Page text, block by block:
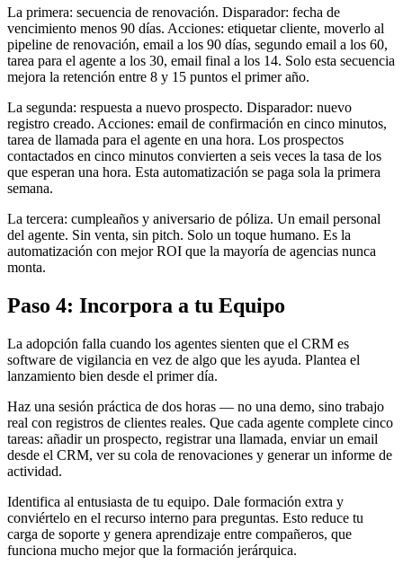
La primera: secuencia de renovación. Disparador: fecha de
vencimiento menos 90 días. Acciones: etiquetar cliente, moverlo al
pipeline de renovación, email a los 90 días, segundo email a los 60,
tarea para el agente a los 30, email final a los 14. Solo esta secuencia
mejora la retención entre 8 y 15 puntos el primer año.
La segunda: respuesta a nuevo prospecto. Disparador: nuevo
registro creado. Acciones: email de confirmación en cinco minutos,
tarea de llamada para el agente en una hora. Los prospectos
contactados en cinco minutos convierten a seis veces la tasa de los
que esperan una hora. Esta automatización se paga sola la primera
semana.
La tercera: cumpleaños y aniversario de póliza. Un email personal
del agente. Sin venta, sin pitch. Solo un toque humano. Es la
automatización con mejor ROI que la mayoría de agencias nunca
monta.
Paso 4: Incorpora a tu Equipo
La adopción falla cuando los agentes sienten que el CRM es
software de vigilancia en vez de algo que les ayuda. Plantea el
lanzamiento bien desde el primer día.
Haz una sesión práctica de dos horas — no una demo, sino trabajo
real con registros de clientes reales. Que cada agente complete cinco
tareas: añadir un prospecto, registrar una llamada, enviar un email
desde el CRM, ver su cola de renovaciones y generar un informe de
actividad.
Identifica al entusiasta de tu equipo. Dale formación extra y
conviértelo en el recurso interno para preguntas. Esto reduce tu
carga de soporte y genera aprendizaje entre compañeros, que
funciona mucho mejor que la formación jerárquica.